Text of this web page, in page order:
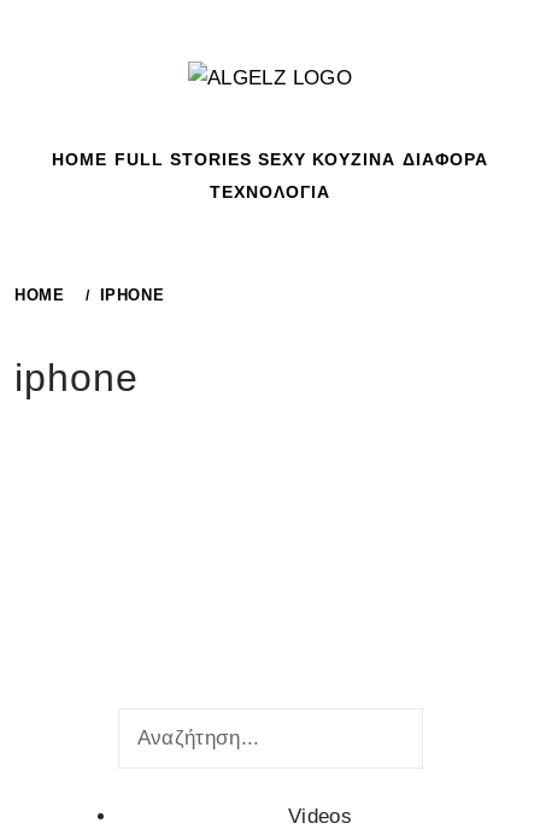
HOME FULL STORIES SEXY ΚΟΥΖΙΝΑ ΔΙΑΦΟΡΑ
ΤΕΧΝΟΛΟΓΙΑ
HOME IPHONE
iphone
Videos